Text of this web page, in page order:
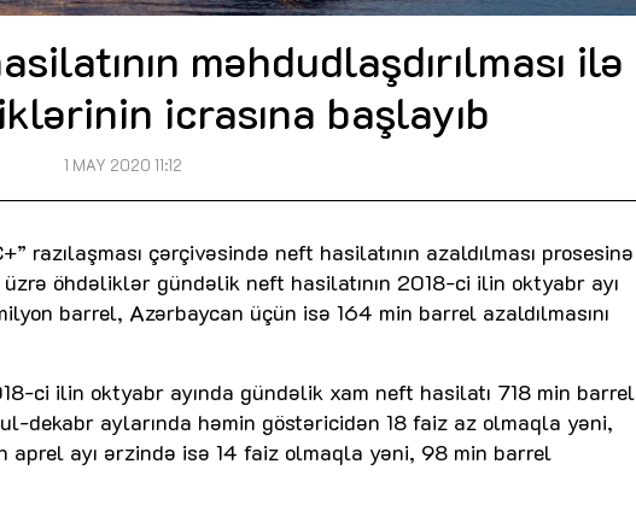
məhdudlaşdırılması ilə
icrasına başlayıb
1 MAY 2020 11:12
razılaşması çərçivəsində neft hasilatının azaldılması prosesinə
üzrə öhdəliklər gündəlik neft hasilatının 2018-ci ilin oktyabr ayı
barrel, Azərbaycan üçün isə 164 min barrel azaldılmasını
ci ilin oktyabr ayında gündəlik xam neft hasilatı 718 min barrel
dekabr aylarında həmin göstəricidən 18 faiz az olmaqla yəni,
ayı ərzində isə 14 faiz olmaqla yəni, 98 min barrel